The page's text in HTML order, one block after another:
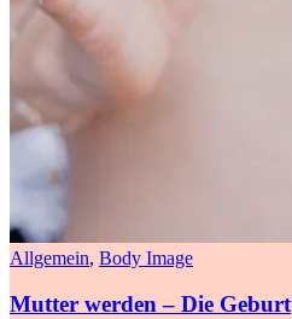
Allgemein, Body Image
Mutter werden – Die Geburt